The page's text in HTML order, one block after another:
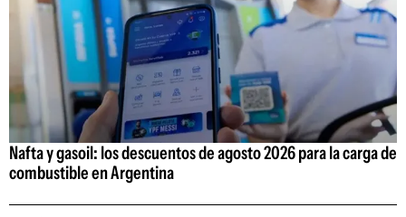
Nafta y gasoil: los descuentos de agosto 2026 para la carga de
combustible en Argentina